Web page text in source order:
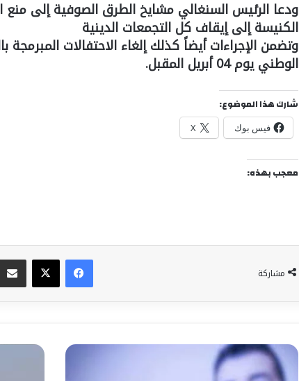
ودعا الرئيس السنغالي مشايخ الطرق الصوفية إلى منع
الكنيسة إلى إيقاف كل التجمعات الدينية
وتضمن الإجراءات أيضاً كذلك إلغاء الاحتفالات المبرمجة
الوطني يوم 04 أبريل المقبل.
شارك هذا الموضوع:
فيس بوك X
معجب بهذه:
مشاركة
فيسبوكX